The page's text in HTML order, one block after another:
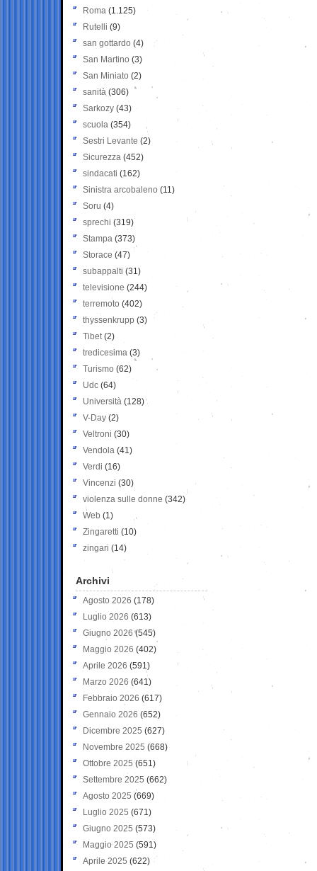
Roma (1.125)
Rutelli (9)
san gottardo (4)
San Martino (3)
San Miniato (2)
sanità (306)
Sarkozy (43)
scuola (354)
Sestri Levante (2)
Sicurezza (452)
sindacati (162)
Sinistra arcobaleno (11)
Soru (4)
sprechi (319)
Stampa (373)
Storace (47)
subappalti (31)
televisione(244)
terremoto (402)
thyssenkrupp (3)
Tibet(2)
tredicesima (3)
Turismo (62)
Udc (64)
Università (128)
V-Day (2)
Veltroni (30)
Vendola (41)
Verdi (16)
Vincenzi (30)
violenza sulle donne (342)
Web (1)
Zingaretti (10)
zingari (14)
Archivi
Agosto 2026 (178)
Luglio 2026 (613)
Giugno 2026 (545)
Maggio 2026 (402)
Aprile 2026 (591)
Marzo 2026 (641)
Febbraio 2026 (617)
Gennaio 2026 (652)
Dicembre 2025 (627)
Novembre 2025 (668)
Ottobre 2025 (651)
Settembre 2025 (662)
Agosto 2025 (669)
Luglio 2025 (671)
Giugno 2025 (573)
Maggio 2025 (591)
Aprile 2025 (622)